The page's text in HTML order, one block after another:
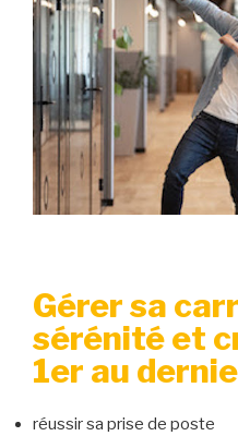
Gérer sa
sérénité et
1er au
réussir sa prise de poste